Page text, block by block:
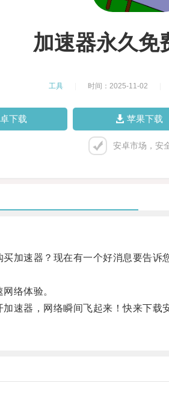
加速器永久免
工具 时间：2025-11-02
下载 苹果下载
安卓市场，安
速器？现在有一个好消息要告诉
络体验。
器，网络瞬间飞起来！快来下载